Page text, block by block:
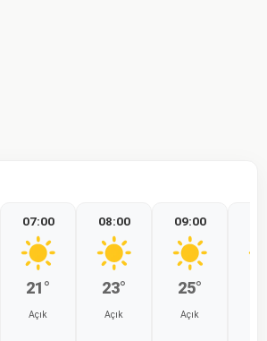
07:00
21°
Açık
08:00
23°
Açık
09:00
25°
Açık